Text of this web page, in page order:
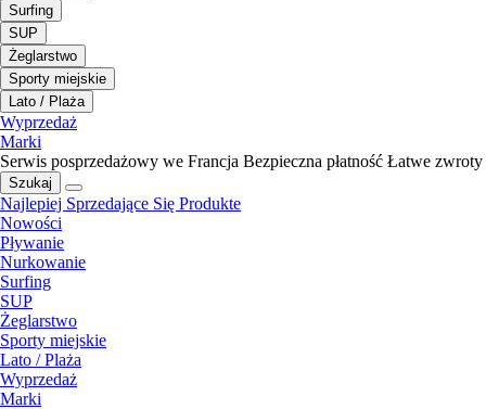
Surfing
SUP
Żeglarstwo
Sporty miejskie
Lato / Plaża
Wyprzedaż
Marki
Serwis posprzedażowy we Francja Bezpieczna płatność Łatwe zwroty
Szukaj
Najlepiej Sprzedające Się Produkte
Nowości
Pływanie
Nurkowanie
Surfing
SUP
Żeglarstwo
Sporty miejskie
Lato / Plaża
Wyprzedaż
Marki